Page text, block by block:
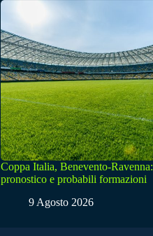
Coppa Italia, Benevento-Ravenna:
pronostico e probabili formazioni
9 Agosto 2026